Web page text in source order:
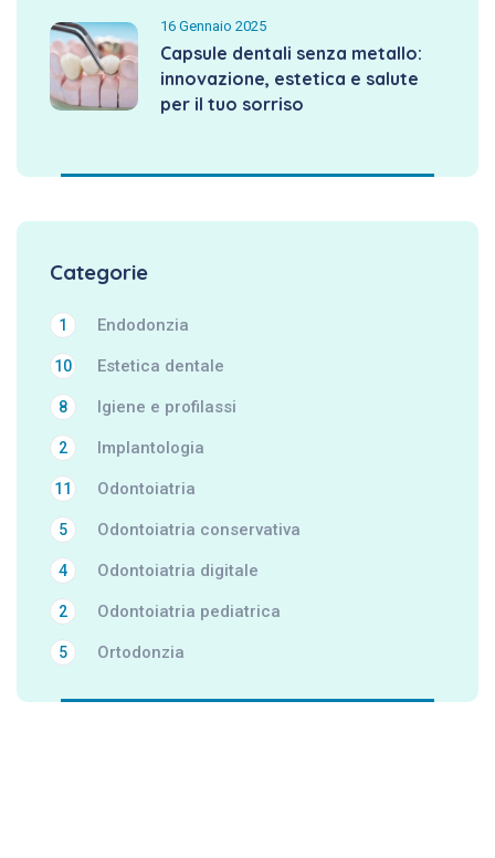
16 Gennaio 2025
Capsule dentali senza metallo:
innovazione, estetica e salute
per il tuo sorriso
Categorie
Endodonzia
1
Estetica dentale
10
Igiene e profilassi
8
Implantologia
2
Odontoiatria
11
Odontoiatria conservativa
5
Odontoiatria digitale
4
Odontoiatria pediatrica
2
Ortodonzia
5